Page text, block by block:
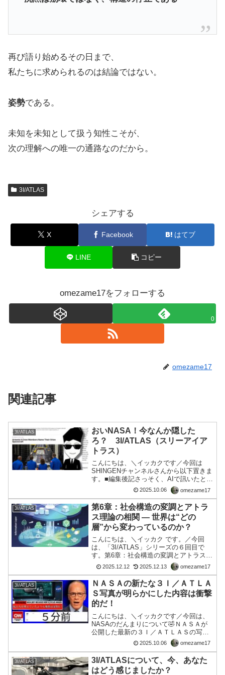
再び語り始めるその日まで、
私たちに求められるのは結論ではない。
姿勢である。
未知を未知として扱う知性こそが、
次の理解への唯一の通路なのだから。
3I/ATLAS
シェアする
X Facebook はてブ
LINE コピー
omezame17をフォローする
0
omezame17
関連記事
3I/ATLAS
おいNASA！今なんか隠した
ろ？ 3I/ATLAS（スリーアイア
トラス）
こんにちは、＼イッカクです／今回は
SHINGENチャンネルさんから以下置きま
す。■編集後記さっそく、AIで訊いたとこ
ろ、、、＿＿＿＿＿＿＿＿＿＿＿＿＿＿
＿＿＿＿＿＿＿＿質問：NASAの通常観
測体制だと83%の約1万5000人によっ
て、現在地...
2025.10.06 omezame17
3I/ATLAS
第6章：社会構造の変調とアトラ
ス理論の相関 — 世界は“どの
層”から変わっているのか？
こんにちは、＼イッカク です。／今回
は、「3I/ATLAS」シリーズの６回目で
す。第6章：社会構造の変調とアトラス理
論の相関— 世界は“どの層”から変わって
いるのか？
**──────────────────■ はじめに
前章では「変調期の個人...
2025.12.12 2025.12.13 omezame17
3I/ATLAS
ＮＡＳＡの新たな３Ｉ／ＡＴＬＡ
Ｓ写真が明らかにした内容は衝撃
的だ！
こんにちは、＼イッカクです／今回は、
NASAのだんまりについて🤣ＮＡＳＡが
公開した最新の３Ｉ／ＡＴＬＡＳの写真
は、これまでの常識を覆す驚愕の事実を
映し出していました。専門家たちはその
異常な構造や不可解な動きを前に、自然
現象なのか、それとも未...
2025.10.06 omezame17
3I/ATLAS
3I/ATLASについて、今、あなた
はどう感じましたか？